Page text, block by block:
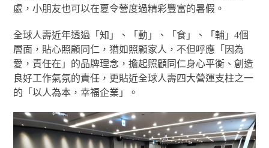
處，小朋友也可以在夏令營度過精彩豐富的暑假。
全球人壽近年透過「知」、「動」、「食」、「輔」4個
層面，貼心照顧同仁，猶如照顧家人，不但呼應「因為
愛，責任在」的品牌理念，擔起照顧同仁身心平衡、創造
良好工作氣氛的責任，更貼近全球人壽四大營運支柱之一
的「以人為本，幸福企業」。